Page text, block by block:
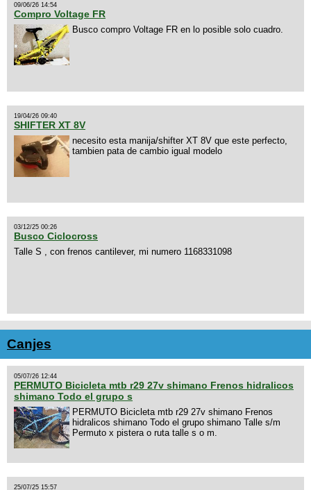
09/06/26 14:54
Compro Voltage FR
Busco compro Voltage FR en lo posible solo cuadro.
19/04/26 09:40
SHIFTER XT 8V
necesito esta manija/shifter XT 8V que este perfecto,
tambien pata de cambio igual modelo
03/12/25 00:26
Busco Ciclocross
Talle S , con frenos cantilever, mi numero 1168331098
Canjes
05/07/26 12:44
PERMUTO Bicicleta mtb r29 27v shimano Frenos hidralicos
shimano Todo el grupo s
PERMUTO Bicicleta mtb r29 27v shimano Frenos
hidralicos shimano Todo el grupo shimano Talle s/m
Permuto x pistera o ruta talle s o m.
25/07/25 15:57